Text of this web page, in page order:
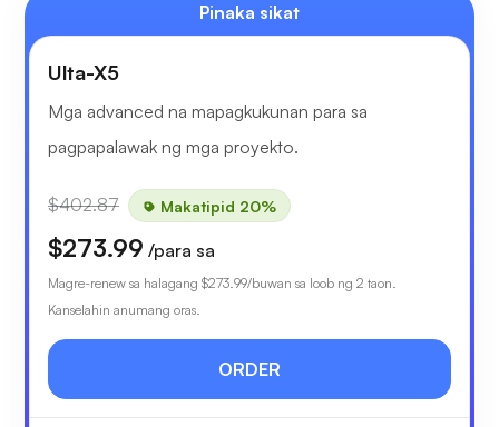
Pinaka sikat
Ulta-X5
Mga advanced na mapagkukunan para sa
pagpapalawak ng mga proyekto.
$402.87 Makatipid 20%
$273.99 /para sa
Magre-renew sa halagang $273.99/buwan sa loob ng 2 taon.
Kanselahin anumang oras.
ORDER